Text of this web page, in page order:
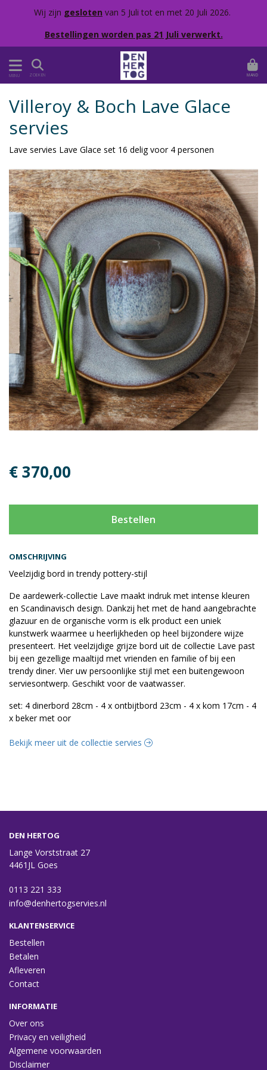
Wij zijn gesloten van 5 Juli tot en met 20 Juli 2026.
Bestellingen worden pas 21 Juli verwerkt.
MENU ZOEKEN MAND
OMSCHRIJVING
Veelzijdig bord in trendy pottery-stijl
De aardewerk-collectie Lave maakt indruk met intense kleuren
en Scandinavisch design. Dankzij het met de hand aangebrachte
glazuur en de organische vorm is elk product een uniek
kunstwerk waarmee u heerlijkheden op heel bijzondere wijze
presenteert. Het veelzijdige grijze bord uit de collectie Lave past
bij een gezellige maaltijd met vrienden en familie of bij een
trendy diner. Vier uw persoonlijke stijl met een buitengewoon
serviesontwerp. Geschikt voor de vaatwasser.
set: 4 dinerbord 28cm - 4 x ontbijtbord 23cm - 4 x kom 17cm - 4
x beker met oor
Villeroy & Boch Lave Glace
servies
Lave servies Lave Glace set 16 delig voor 4 personen
€ 370,00
Bestellen
Bekijk meer uit de collectie servies
DEN HERTOG
Lange Vorststraat 27
4461JL Goes
0113 221 333
info@denhertogservies.nl
KLANTENSERVICE
Bestellen
Betalen
Afleveren
Contact
INFORMATIE
Over ons
Privacy en veiligheid
Algemene voorwaarden
Disclaimer